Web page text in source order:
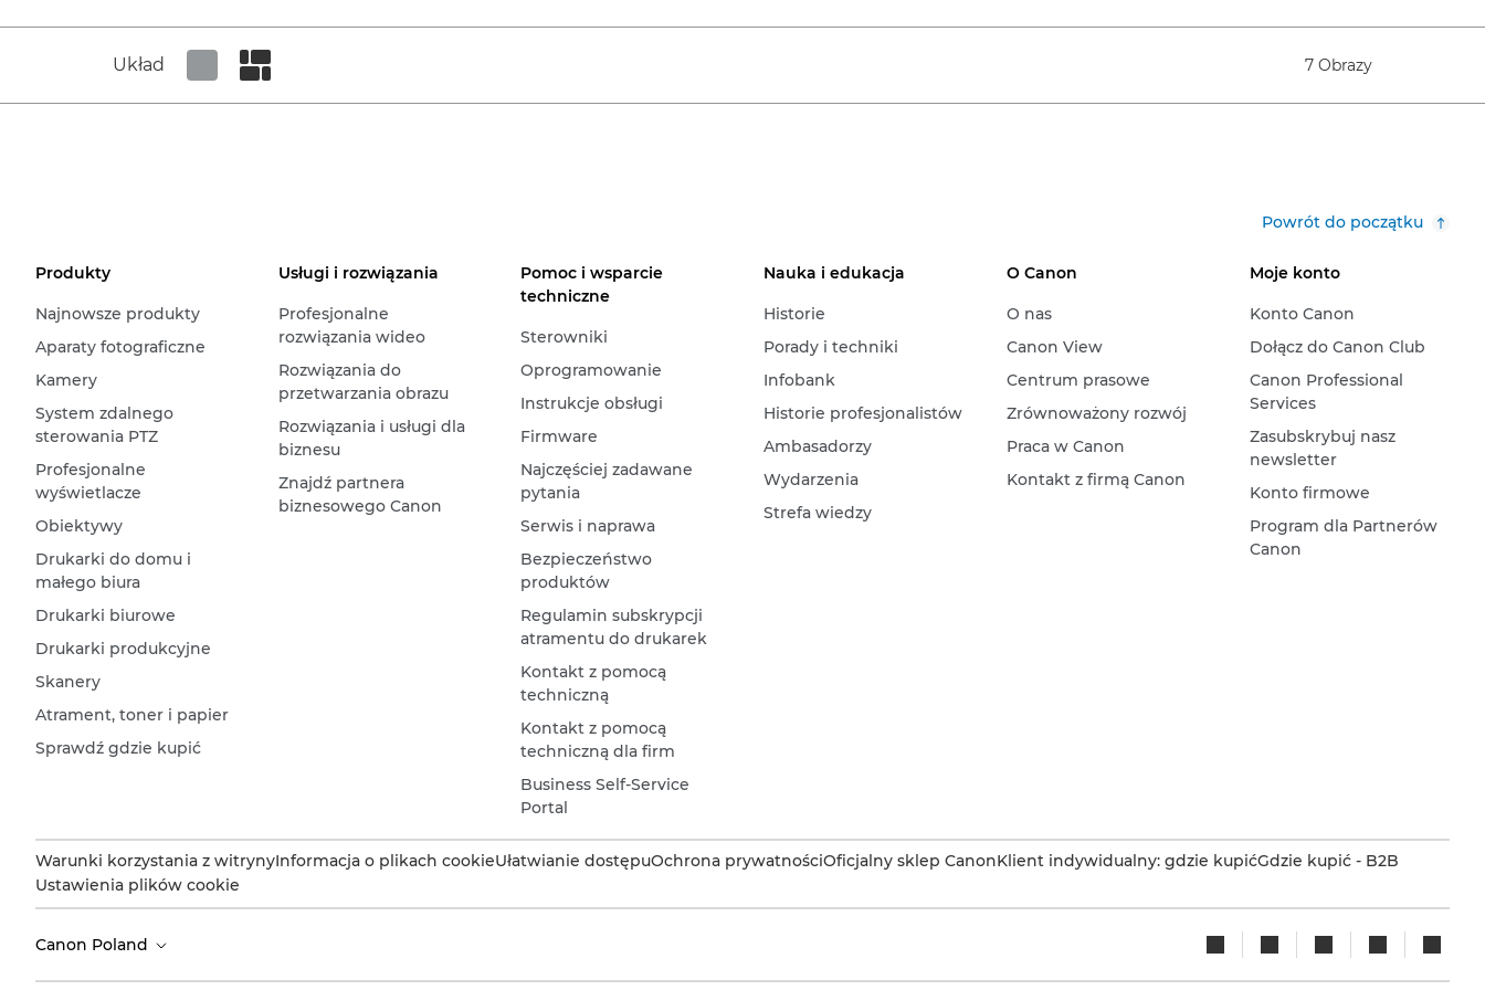
Układ 7 Obrazy
Powrót do początku
Produkty
Najnowsze produkty
Aparaty fotograficzne
Kamery
System zdalnego
sterowania PTZ
Profesjonalne
wyświetlacze
Obiektywy
Drukarki do domu i
małego biura
Drukarki biurowe
Drukarki produkcyjne
Skanery
Atrament, toner i papier
Sprawdź gdzie kupić
Usługi i rozwiązania
Profesjonalne
rozwiązania wideo
Rozwiązania do
przetwarzania obrazu
Rozwiązania i usługi dla
biznesu
Znajdź partnera
biznesowego Canon
Pomoc i wsparcie
techniczne
Sterowniki
Oprogramowanie
Instrukcje obsługi
Firmware
Najczęściej zadawane
pytania
Serwis i naprawa
Bezpieczeństwo
produktów
Regulamin subskrypcji
atramentu do drukarek
Kontakt z pomocą
techniczną
Kontakt z pomocą
techniczną dla firm
Business Self-Service
Portal
Nauka i edukacja
Historie
Porady i techniki
Infobank
Historie profesjonalistów
Ambasadorzy
Wydarzenia
Strefa wiedzy
O Canon
O nas
Canon View
Centrum prasowe
Zrównoważony rozwój
Praca w Canon
Kontakt z firmą Canon
Moje konto
Konto Canon
Dołącz do Canon Club
Canon Professional
Services
Zasubskrybuj nasz
newsletter
Konto firmowe
Program dla Partnerów
Canon
Warunki korzystania z witrynyInformacja o plikach cookieUłatwianie dostępuOchrona prywatnościOficjalny sklep CanonKlient indywidualny: gdzie kupićGdzie kupić - B2B
Ustawienia plików cookie
Canon Poland